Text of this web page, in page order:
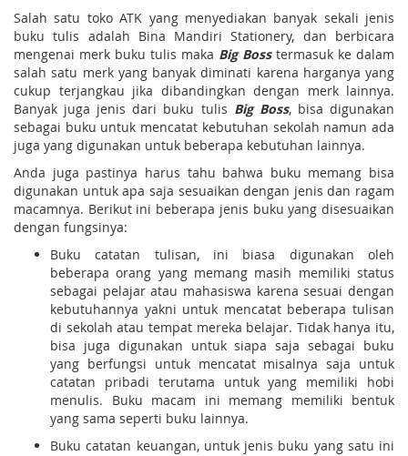
Salah satu toko ATK yang menyediakan banyak sekali jenis
buku tulis adalah Bina Mandiri Stationery, dan berbicara
mengenai merk buku tulis maka Big Bosstermasuk ke dalam
salah satu merk yang banyak diminati karena harganya yang
cukup terjangkau jika dibandingkan dengan merk lainnya.
Banyak juga jenis dari buku tulis Big Boss, bisa digunakan
sebagai buku untuk mencatat kebutuhan sekolah namun ada
juga yang digunakan untuk beberapa kebutuhan lainnya.
Anda juga pastinya harus tahu bahwa buku memang bisa
digunakan untuk apa saja sesuaikan dengan jenis dan ragam
macamnya. Berikut ini beberapa jenis buku yang disesuaikan
dengan fungsinya:
Buku catatan tulisan, ini biasa digunakan oleh
beberapa orang yang memang masih memiliki status
sebagai pelajar atau mahasiswa karena sesuai dengan
kebutuhannya yakni untuk mencatat beberapa tulisan
di sekolah atau tempat mereka belajar. Tidak hanya itu,
bisa juga digunakan untuk siapa saja sebagai buku
yang berfungsi untuk mencatat misalnya saja untuk
catatan pribadi terutama untuk yang memiliki hobi
menulis. Buku macam ini memang memiliki bentuk
yang sama seperti buku lainnya.
Buku catatan keuangan, untuk jenis buku yang satu ini